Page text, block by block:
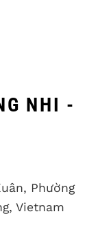
NHI -
Phường
Vietnam